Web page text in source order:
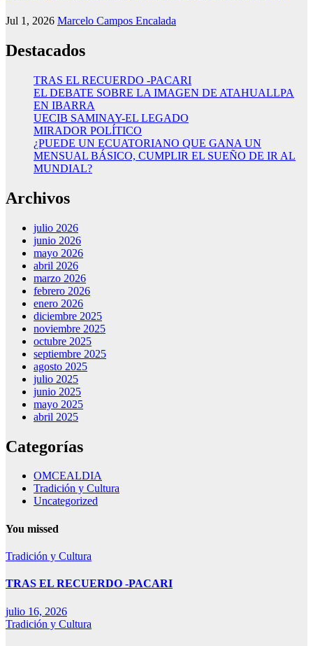
Jul 1, 2026 Marcelo Campos Encalada
Destacados
TRAS EL RECUERDO -PACARI
EL DEBATE SOBRE LA IMAGEN DE ATAHUALLPA
EN IBARRA
UECIB SAMINAY-EL LEGADO
MIRADOR POLÍTICO
¿PUEDE UN ECUATORIANO QUE GANA UN
MENSUAL BÁSICO, CUMPLIR EL SUEÑO DE IR AL
MUNDIAL?
Archivos
julio 2026
junio 2026
mayo 2026
abril 2026
marzo 2026
febrero 2026
enero 2026
diciembre 2025
noviembre 2025
octubre 2025
septiembre 2025
agosto 2025
julio 2025
junio 2025
mayo 2025
abril 2025
Categorías
OMCEALDIA
Tradición y Cultura
Uncategorized
You missed
Tradición y Cultura
TRAS EL RECUERDO -PACARI
julio 16, 2026
Tradición y Cultura